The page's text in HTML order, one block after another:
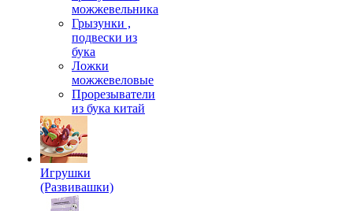
можжевельника
Грызунки ,
подвески из
бука
Ложки
можжевеловые
Прорезыватели
из бука китай
Игрушки
(Развивашки)